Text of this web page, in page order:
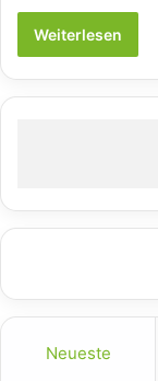
Weiterlesen
Neueste